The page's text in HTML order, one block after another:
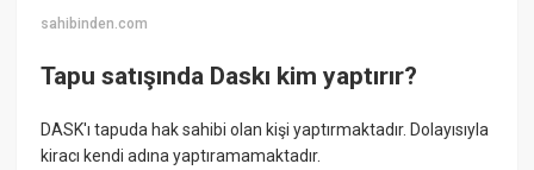
sahibinden.com
Tapu satışında Daskı kim yaptırır?
DASK'ı tapuda hak sahibi olan kişi yaptırmaktadır. Dolayısıyla
kiracı kendi adına yaptıramamaktadır.